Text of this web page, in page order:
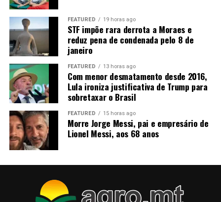
FEATURED 19 horas ago
STF impõe rara derrota a Moraes e
reduz pena de condenada pelo 8 de
janeiro
FEATURED 13 horas ago
Com menor desmatamento desde 2016,
Lula ironiza justificativa de Trump para
sobretaxar o Brasil
FEATURED 15 horas ago
Morre Jorge Messi, pai e empresário de
Lionel Messi, aos 68 anos